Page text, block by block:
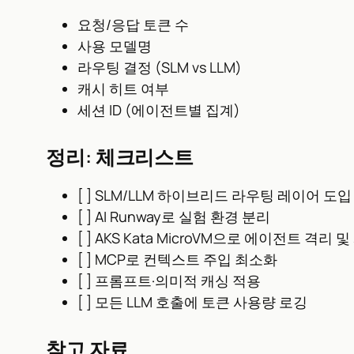
요청/응답 토큰 수
사용 모델명
라우팅 결정 (SLM vs LLM)
캐시 히트 여부
세션 ID (에이전트별 집계)
정리: 체크리스트
[ ] SLM/LLM 하이브리드 라우팅 레이어 도입
[ ] AI Runway로 실험 환경 분리
[ ] AKS Kata MicroVM으로 에이전트 격리 및
[ ] MCP로 컨텍스트 주입 최소화
[ ] 프롬프트·의미적 캐싱 적용
[ ] 모든 LLM 호출에 토큰 사용량 로깅